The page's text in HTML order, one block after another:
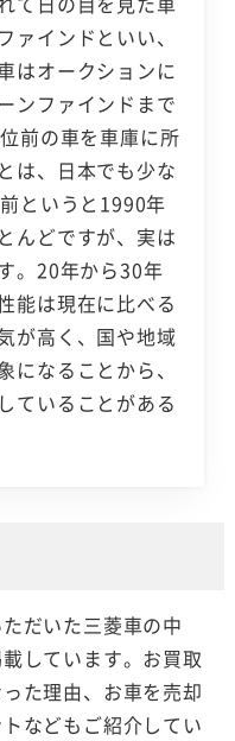
ァインドといい、
はオークションに
ンファインドまで
前の車を車庫に所
は、日本でも少な
というと1990年
んどですが、実は
。20年から30年
能は現在に比べる
が高く、国や地域
になることから、
ていることがある
だいた三菱車の中
しています。お買取
た理由、お車を売却
などもご紹介してい